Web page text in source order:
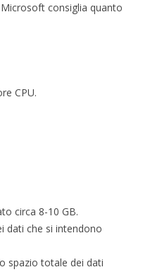
Microsoft consiglia quanto
CPU.
circa 8-10 GB.
dati che si intendono
spazio totale dei dati